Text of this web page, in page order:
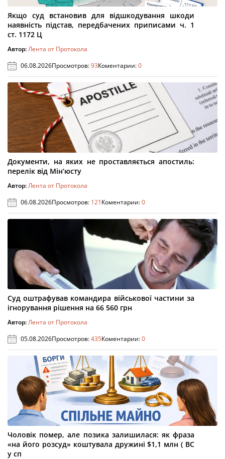
Якщо суд встановив для відшкодування шкоди
наявність підстав, передбачених приписами ч. 1
ст. 1172 Ц
Автор:Лента от Протокола
06.08.2026Просмотров:93Коментарии:0
Документи, на яких не проставляється апостиль:
перелік від Мін’юсту
Автор:Лента от Протокола
06.08.2026Просмотров: 121Коментарии:0
Суд оштрафував командира військової частини за
ігнорування рішення на 66 560 грн
Автор:Лента от Протокола
05.08.2026Просмотров:435Коментарии:0
Чоловік помер, але позика залишилася: як фраза
«на його розсуд» коштувала дружині $1,1 млн ( ВС
у сп